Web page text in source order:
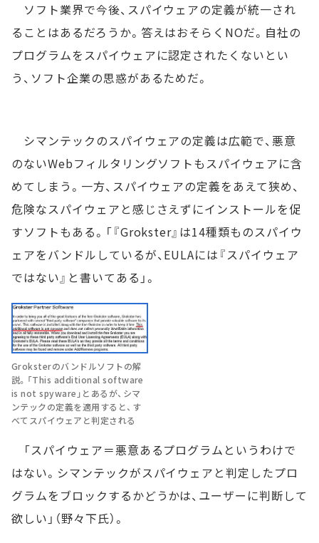
ソフト業界で今後、スパイウェアの定義が統一され
ることはあるだろうか。答えはおそらくNOだ。自社の
プログラムをスパイウェアに認定されたくないとい
う、ソフト企業の思惑があるためだ。
シマンテックのスパイウェアの定義は広範で、悪意
のないWebフィルタリングソフトもスパイウェアに含
めてしまう。一方、スパイウェアの定義をあえて狭め、
危険なスパイウェアと感じさえずにインストールを促
すソフトもある。「『Grokster』は14種類ものスパイウ
ェアをバンドルしているが、EULAには『スパイウェア
ではない』と書いてある」。
Groksterのバンドルソフトの解
説。「This additional software
is not spyware」とあるが、シマ
ンテックの定義を適用すると、す
べてスパイウェアと判定される
「スパイウェア＝悪意あるプログラムというわけで
はない。シマンテックがスパイウェアと判定したプロ
グラムをブロックするかどうかは、ユーザーに判断して
欲しい」（野々下氏）。